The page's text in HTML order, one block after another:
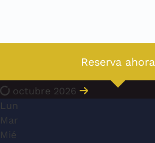
Reserva ahora
octubre 2026
Lun
Mar
Mié